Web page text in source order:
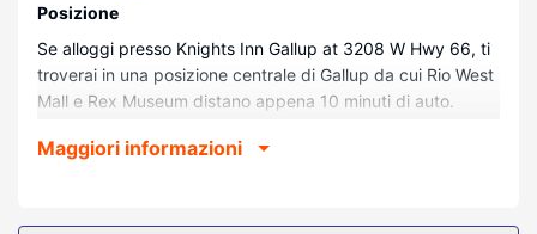
Posizione
Se alloggi presso Knights Inn Gallup at 3208 W Hwy 66, ti
troverai in una posizione centrale di Gallup da cui Rio West
Mall e Rex Museum distano appena 10 minuti di auto.
Company e 7,9 km da El Morro Theatre.
Rilassati in una delle 51 camere con aria condizionata della
Maggiori informazioni